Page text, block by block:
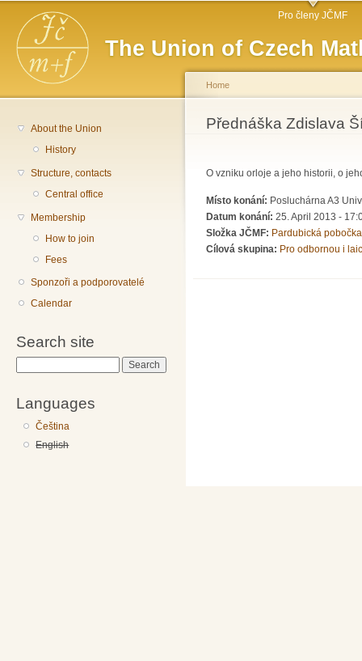
The Union of Czech
Main menu Pro členy JČMF
About the Union
History
Structure, contacts
Central office
Membership
How to join
Fees
Sponzoři a podporovatelé
Calendar
Search site
Languages
Čeština
English
You are here
Home
Přednáška Zdislava
O vzniku orloje a jeho historii, o
Místo konání: Posluchárna A3
Datum konání: 25. April 2013 -
Složka JČMF: Pardubická pobočka
Cílová skupina: Pro odbornou i